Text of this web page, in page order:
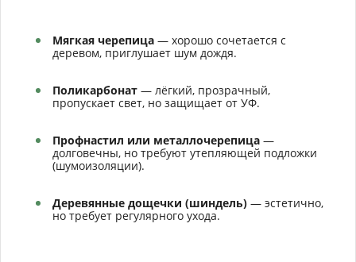
Мягкая черепица — хорошо сочетается с
деревом, приглушает шум дождя.
Поликарбонат — лёгкий, прозрачный,
пропускает свет, но защищает от УФ.
Профнастил или металлочерепица —
долговечны, но требуют утепляющей подложки
(шумоизоляции).
Деревянные дощечки (шиндель) — эстетично,
но требует регулярного ухода.